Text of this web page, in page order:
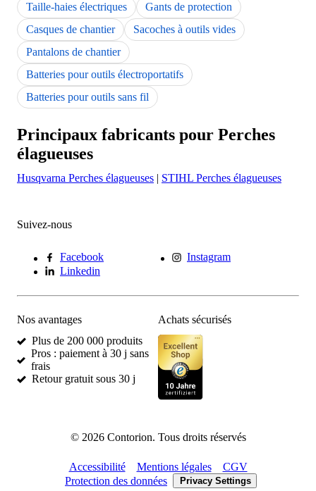
Taille-haies électriques
Gants de protection
Casques de chantier
Sacoches à outils vides
Pantalons de chantier
Batteries pour outils électroportatifs
Batteries pour outils sans fil
Principaux fabricants pour Perches
élagueuses
Husqvarna Perches élagueuses | STIHL Perches élagueuses
Suivez-nous
Facebook
Instagram
Linkedin
Nos avantages
Plus de 200 000 produits
Pros : paiement à 30 j sans
frais
Retour gratuit sous 30 j
Achats sécurisés
© 2026Contorion. Tous droits réservés
Accessibilité Mentions légales
CGV
Protection des données
Privacy Settings